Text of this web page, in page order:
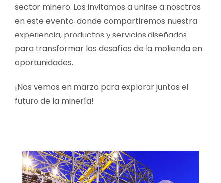
sector minero. Los invitamos a unirse a nosotros
en este evento, donde compartiremos nuestra
experiencia, productos y servicios diseñados
para transformar los desafíos de la molienda en
oportunidades.
¡Nos vemos en marzo para explorar juntos el
futuro de la minería!